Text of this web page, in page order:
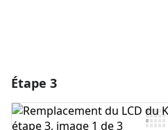
Étape 3